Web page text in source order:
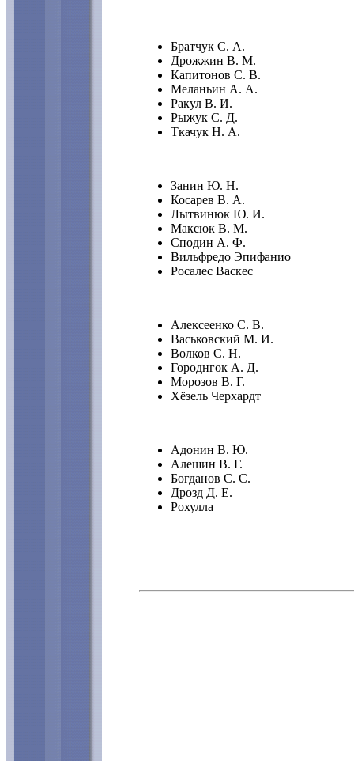
Братчук С. А.
Дрожжин В. М.
Капитонов С. В.
Меланьин А. А.
Ракул В. И.
Рыжук С. Д.
Ткачук Н. А.
Занин Ю. Н.
Косарев В. А.
Лытвинюк Ю. И.
Максюк В. М.
Сподин А. Ф.
Вильфредо Эпифанио
Росалес Васкес
Алексеенко С. В.
Васьковский М. И.
Волков С. Н.
Городнгок А. Д.
Морозов В. Г.
Хёзель Черхардт
Адонин В. Ю.
Алешин В. Г.
Богданов С. С.
Дрозд Д. Е.
Рохулла